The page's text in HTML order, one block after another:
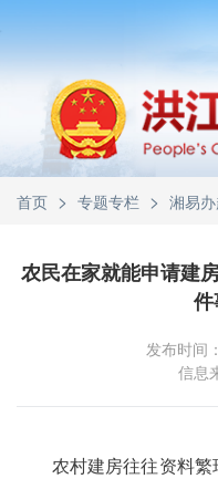
首页 > 专题专栏 > 湘易
农民在家就能申请建
发布时间
信息
农村建房往往资料